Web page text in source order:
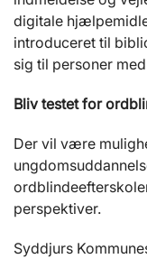
digitale
introduceret til
sig til personer
Bliv testet for
Der vil være
perspektiver.
Syddjurs